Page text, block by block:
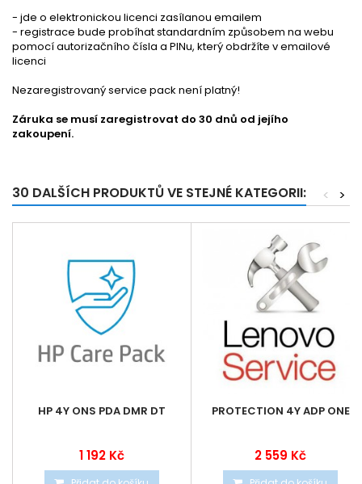
- jde o elektronickou licenci zasílanou emailem
- registrace bude probíhat standardním způsobem na webu
pomocí autorizačního čísla a PINu, který obdržíte v emailové
licenci
Nezaregistrovaný service pack není platný!
Záruka se musí zaregistrovat do 30 dnů od jejího
zakoupení.
30 DALŠÍCH PRODUKTŮ VE STEJNÉ KATEGORII: >
<
HP 4Y ONS PDA DMR DT
1 192 Kč
PROTECTION 4Y ADP ONE
2 559 Kč